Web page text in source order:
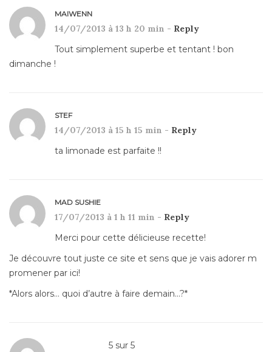
MAIWENN
14/07/2013 à 13 h 20 min - Reply
Tout simplement superbe et tentant ! bon
dimanche !
STEF
14/07/2013 à 15 h 15 min - Reply
ta limonade est parfaite !!
MAD SUSHIE
17/07/2013 à 1 h 11 min - Reply
Merci pour cette délicieuse recette!
Je découvre tout juste ce site et sens que je vais adorer m
promener par ici!
*Alors alors… quoi d’autre à faire demain…?*
5 sur 5